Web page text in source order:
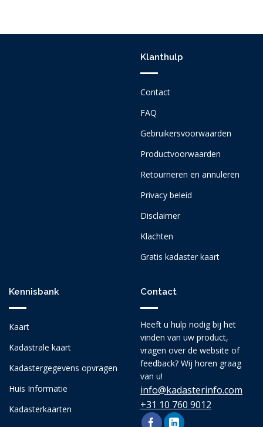
Klanthulp
Contact
FAQ
Gebruikersvoorwaarden
Productvoorwaarden
Retourneren en annuleren
Privacy beleid
Disclaimer
Klachten
Gratis kadaster kaart
Kennisbank
Kaart
Kadastrale kaart
Kadastergegevens opvragen
Huis Informatie
Kadasterkaarten
Contact
Heeft u hulp nodig bij het
vinden van uw product,
vragen over de website of
feedback? Wij horen graag
van u!
info@kadasterinfo.com
+31 10 760 9012